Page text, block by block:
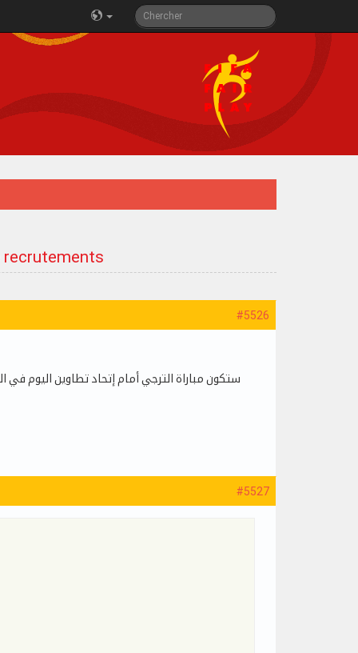
recrutements
#5526
ستكون مباراة الترجي أمام إتحاد تطاوين اليوم
#5527